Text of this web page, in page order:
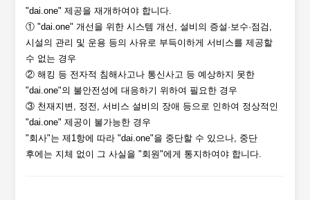
"dai.one" 제공을 재개하여야 합니다.
① "dai.one" 개선을 위한 시스템 개선, 설비의 증설·보수·점검,
시설의 관리 및 운용 등의 사유로 부득이하게 서비스를 제공할
수 없는 경우
② 해킹 등 전자적 침해사고나 통신사고 등 예상하지 못한
"dai.one"의 불안전성에 대응하기 위하여 필요한 경우
③ 천재지변, 정전, 서비스 설비의 장애 등으로 인하여 정상적인
"dai.one" 제공이 불가능한 경우
"회사"는 제1항에 따라 "dai.one"을 중단할 수 있으나, 중단
후에는 지체 없이 그 사실을 "회원"에게 통지하여야 합니다.